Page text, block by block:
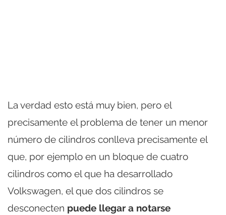
La verdad esto está muy bien, pero el
precisamente el problema de tener un menor
número de cilindros conlleva precisamente el
que, por ejemplo en un bloque de cuatro
cilindros como el que ha desarrollado
Volkswagen, el que dos cilindros se
desconecten puede llegar a notarse